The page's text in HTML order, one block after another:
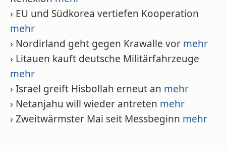
› EU und Südkorea vertiefen Kooperation
mehr
› Nordirland geht gegen Krawalle vor mehr
› Litauen kauft deutsche Militärfahrzeuge
mehr
› Israel greift Hisbollah erneut an mehr
› Netanjahu will wieder antreten mehr
› Zweitwärmster Mai seit Messbeginn mehr